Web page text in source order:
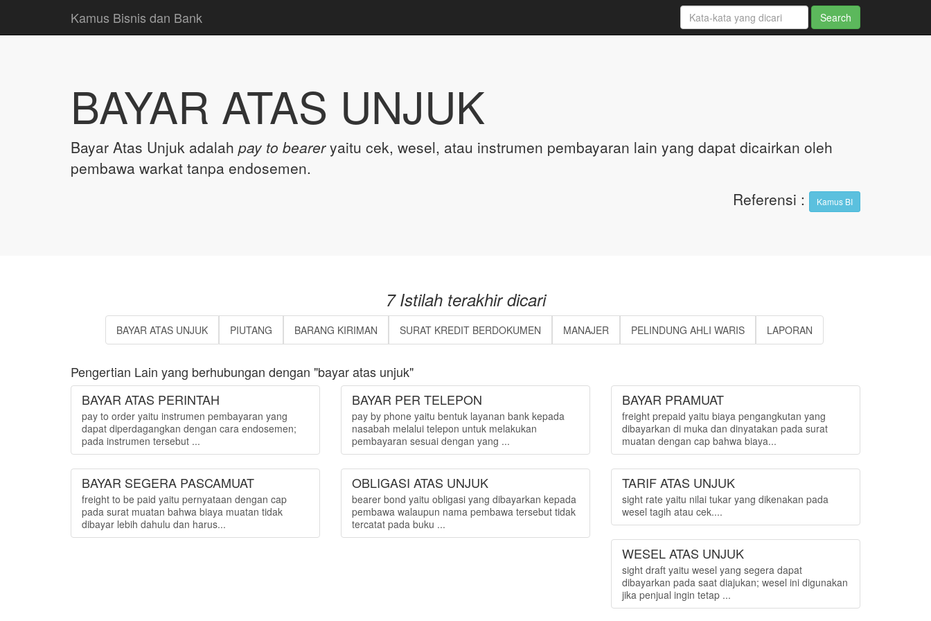
Kamus Bisnis dan Bank
BAYAR ATAS UNJUK
Bayar Atas Unjuk adalah pay to beareryaitu cek, wesel, atau instrumen pembayaran lain yang dapat dicairkan oleh
pembawa warkat tanpa endosemen.
Referensi : Kamus BI
7 Istilah terakhir dicari
BAYAR ATAS UNJUK PIUTANG BARANG KIRIMAN SURAT KREDIT BERDOKUMEN MANAJER PELINDUNG AHLI WARIS LAPORAN
Pengertian Lain yang berhubungan dengan "bayar atas unjuk"
BAYAR ATAS PERINTAH
pay to order yaitu instrumen pembayaran yang
dapat diperdagangkan dengan cara endosemen;
pada instrumen tersebut ...
BAYAR PER TELEPON
pay by phone yaitu bentuk layanan bank kepada
nasabah melalui telepon untuk melakukan
pembayaran sesuai dengan yang ...
BAYAR PRAMUAT
freight prepaid yaitu biaya pengangkutan yang
dibayarkan di muka dan dinyatakan pada surat
muatan dengan cap bahwa biaya...
BAYAR SEGERA PASCAMUAT
freight to be paid yaitu pernyataan dengan cap
pada surat muatan bahwa biaya muatan tidak
dibayar lebih dahulu dan harus...
OBLIGASI ATAS UNJUK
bearer bond yaitu obligasi yang dibayarkan kepada
pembawa walaupun nama pembawa tersebut tidak
tercatat pada buku ...
TARIF ATAS UNJUK
sight rate yaitu nilai tukar yang dikenakan pada
wesel tagih atau cek....
WESEL ATAS UNJUK
sight draft yaitu wesel yang segera dapat
dibayarkan pada saat diajukan; wesel ini digunakan
jika penjual ingin tetap ...